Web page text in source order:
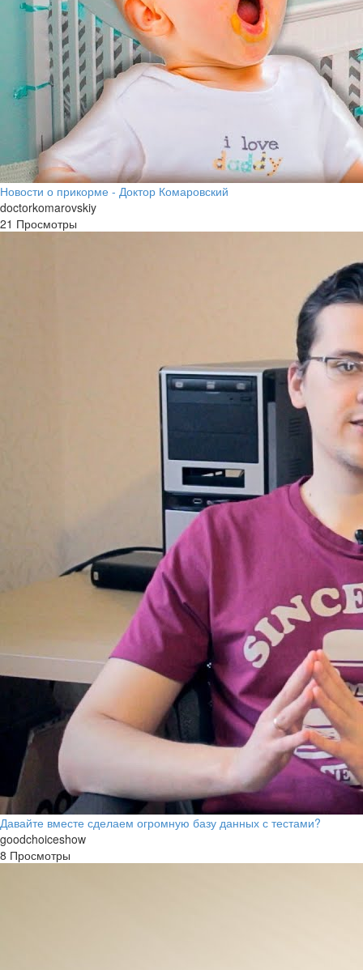
Новости о прикорме - Доктор Комаровский
doctorkomarovskiy
21 Просмотры
Давайте вместе сделаем огромную базу данных с тестами?
goodchoiceshow
8 Просмотры